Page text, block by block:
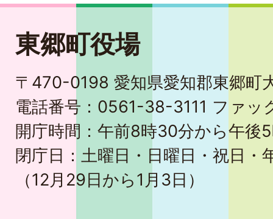
東郷町役場
〒470-0198 愛知県愛知郡東郷町
電話番号：0561-38-3111 ファ
開庁時間：午前8時30分から午後
閉庁日：土曜日・日曜日・祝日・
（12月29日から1月3日）